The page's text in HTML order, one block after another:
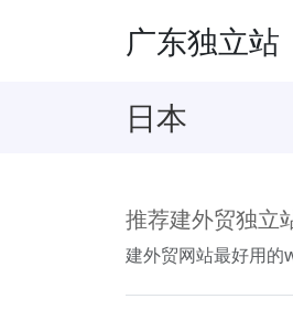
广东独立站
日本
推荐建外贸独立
建外贸网站最好用